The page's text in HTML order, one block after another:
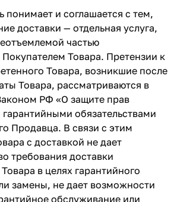
понимает и соглашается с тем,
доставки — отдельная услуга,
частью
Товара. Претензии к
Товара, возникшие после
Товара, рассматриваются в
РФ «О защите прав
обязательствами
Продавца. В связи с этим
с доставкой не дает
требования доставки
в целях гарантийного
замены, не дает возможности
обслуживание или